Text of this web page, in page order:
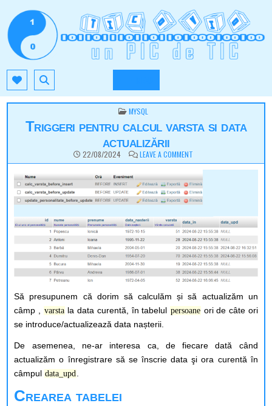
content
TIC.OVIO.RO
POSTED
IN
MYSQL
Triggeri pentru calcul varsta si data
actualizării
22/08/2024 LEAVE A COMMENTON
TRIGGERI
PENTRU
CALCUL
VARSTA
SI
DATA
ACTUALIZĂRII
Să presupunem că dorim să calculăm și să actualizăm un
câmp ,
varsta la data curentă, în tabelul persoane ori de câte ori
se introduce/actualizează data nașterii.
De asemenea, ne-ar interesa ca, de fiecare dată când
actualizăm o înregistrare să se înscrie data şi ora curentă în
câmpul data_upd
Crearea tabelei